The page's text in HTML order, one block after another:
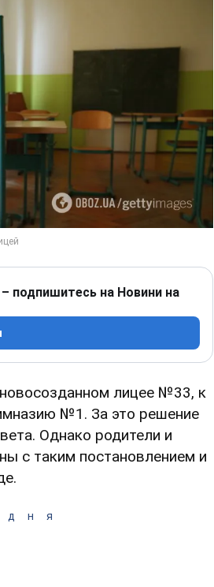
подпишитесь на Новини на
лицее №33, к
№1. За это решение
Однако родители и
с таким постановлением и